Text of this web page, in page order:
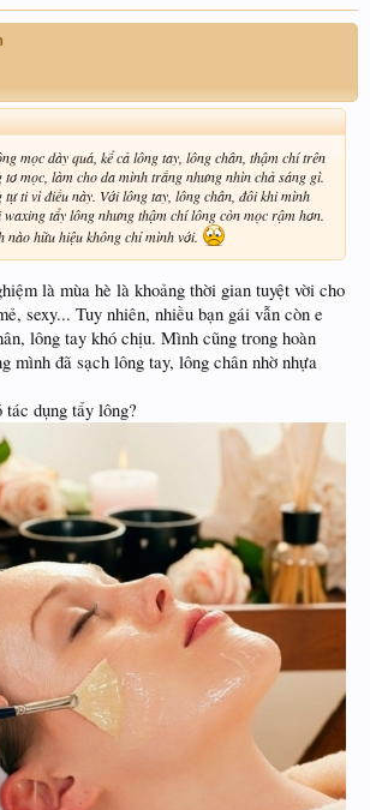
mọc dày quá, kể cả lông tay, lông chân, thậm chí trên
tơ mọc, làm cho da mình trắng nhưng nhìn chả sáng gì.
tự ti vì điều này. Với lông tay, lông chân, đôi khi mình
tẩy lông nhưng thậm chí lông còn mọc rậm hơn.
nào hữu hiệu không chỉ mình với.
là mùa hè là khoảng thời gian tuyệt vời cho
sexy... Tuy nhiên, nhiều bạn gái vẫn còn e
lông tay khó chịu. Mình cũng trong hoàn
mình đã sạch lông tay, lông chân nhờ nhựa
dụng tẩy lông?